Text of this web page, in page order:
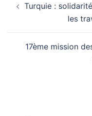
d’article
Turquie :
les
17ème mission